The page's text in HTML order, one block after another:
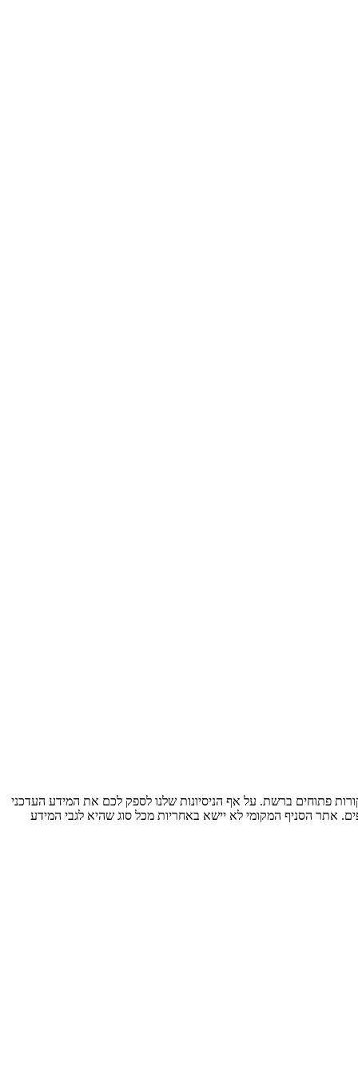
פתוחים ברשת. על אף הניסיונות שלנו לספק לכם את המידע העדכני
אתר הסניף המקומי לא יישא באחריות מכל סוג שהיא לגבי המידע